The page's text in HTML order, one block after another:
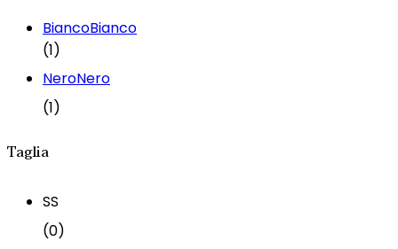
BiancoBianco
(1)
NeroNero
(1)
Taglia
SS
(0)